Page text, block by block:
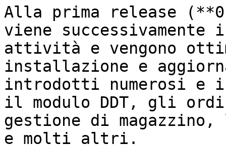
Alla prima release
viene
attività e vengono
installazione e
introdotti numerosi e
il modulo DDT, gli
gestione di
e molti altri.